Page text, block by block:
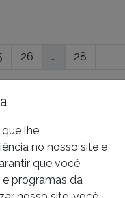
26 … 28
da Pública de
lhe
no nosso site e
que você
programas da